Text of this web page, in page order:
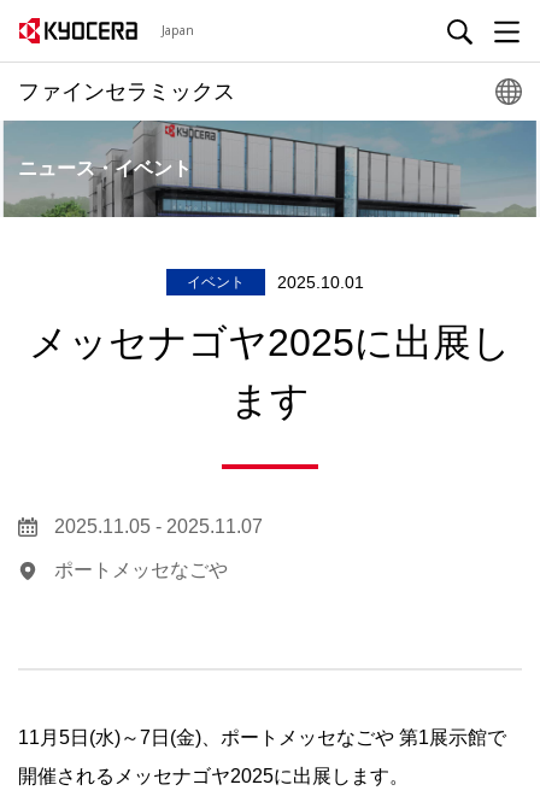
Japan
ファインセラミックス
ニュース・イベント
イベント 2025.10.01
メッセナゴヤ2025に出展し
ます
2025.11.05 - 2025.11.07
ポートメッセなごや
11月5日(水)～7日(金)、 ポートメッセなごや 第1展示館で
開催される メッセナゴヤ2025に出展します。